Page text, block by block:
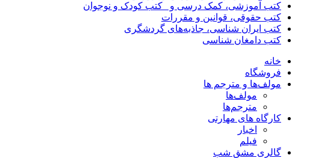
کتب آموزشی، کمک درسی و _کتب کودک و نوجوان
کتب حقوقی، قوانین و مقررات
کتب ایران شناسی، جاذبه‌های گردشگری
کتب دامغان شناسی
خانه
فروشگاه
مولف‌ها و مترجم ها
مولف‌ها
مترجم‌ها
کارگاه های مهارتی
اخبار
فیلم
گالری مشق شب